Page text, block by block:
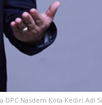
DPC Nasdem Kota Kediri Adi